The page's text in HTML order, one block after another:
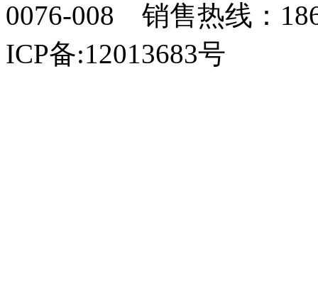
0076-008 销售热线：
ICP备:12013683号